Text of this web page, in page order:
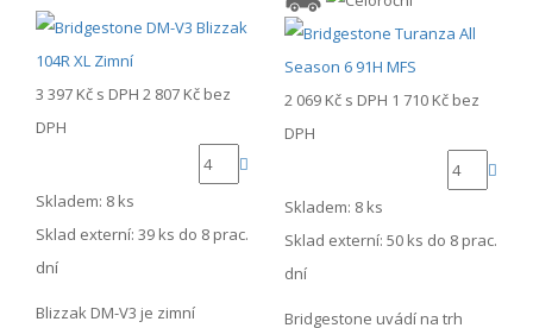
3 397 Kč s DPH 2 807 Kč bez
DPH
Skladem: 8 ks
Sklad externí: 39 ks do 8 prac.
dní
Blizzak DM-V3 je zimní
2 069 Kč s DPH 1 710 Kč bez
DPH
Skladem: 8 ks
Sklad externí: 50 ks do 8 prac.
dní
Bridgestone uvádí na trh